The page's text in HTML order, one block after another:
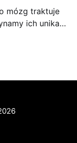
mózg traktuje
ich unikać,